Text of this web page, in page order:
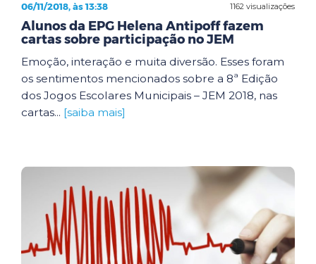
1162 visualizações
06/11/2018, às 13:38
Alunos da EPG Helena Antipoff fazem
cartas sobre participação no JEM
Emoção, interação e muita diversão. Esses foram
os sentimentos mencionados sobre a 8ª Edição
dos Jogos Escolares Municipais – JEM 2018, nas
cartas... [saiba mais]